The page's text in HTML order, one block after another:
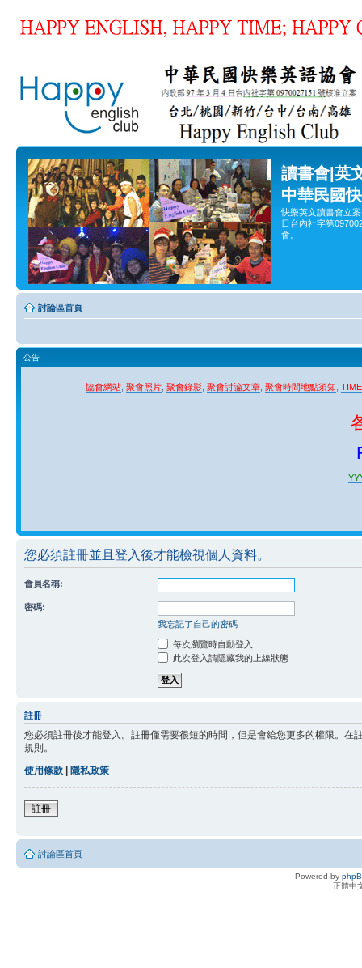
讀書會|英
中華民國
快樂英文讀書會立
日台內社字第
會。
討論區首頁
公告
協會網站 聚會照片 聚會錄影 聚會討論文章 聚會時間地點須知
您必須註冊並且登入後才能檢視個人資料。
會員名稱:
密碼:
我忘記了自己的密碼
每次瀏覽時自動登入
此次登入請隱藏我的上線狀態
註冊
您必須註冊後才能登入。註冊僅需要很短的時間，但是會給您更多的權限。
規則。
使用條款 | 隱私政策
註冊
討論區首頁
Powered by
正體中